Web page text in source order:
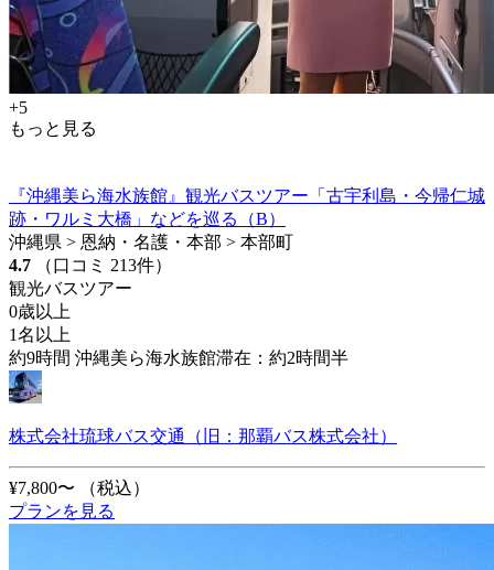
+5
もっと見る
『沖縄美ら海水族館』観光バスツアー「古宇利島・今帰仁城
跡・ワルミ大橋」などを巡る（B）
沖縄県 > 恩納・名護・本部 > 本部町
4.7
（口コミ 213件）
観光バスツアー
0歳以上
1名以上
約9時間 沖縄美ら海水族館滞在：約2時間半
株式会社琉球バス交通（旧：那覇バス株式会社）
¥7,800〜
（税込）
プランを見る